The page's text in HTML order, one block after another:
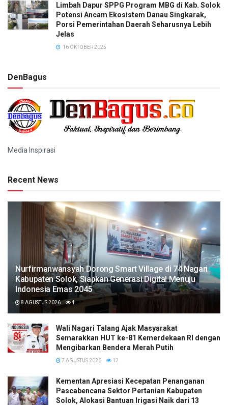
Limbah Dapur SPPG Program MBG di Kab. Solok
Potensi Ancam Ekosistem Danau Singkarak,
Porsi Pemerintahan Daerah Seharusnya Lebih
Jelas
16 OKTOBER 2025
DenBagus
Media Inspirasi
Recent News
Nurfirmanwansyah Dorong Smart Village di 74 Nagari
Kabupaten Solok, Siapkan Generasi Digital Menuju
Indonesia Emas 2045
8 AGUSTUS 2026 4
Wali Nagari Talang Ajak Masyarakat
Semarakkan HUT ke-81 Kemerdekaan RI dengan
Mengibarkan Bendera Merah Putih
7 AGUSTUS 2026 12
Kementan Apresiasi Kecepatan Penanganan
Pascabencana Sektor Pertanian Kabupaten
Solok, Alokasi Bantuan Irigasi Naik dari 13